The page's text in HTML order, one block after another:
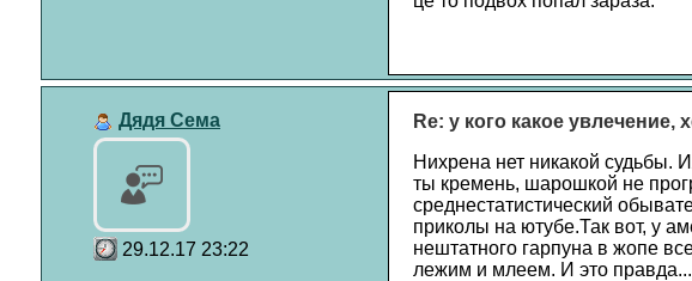
Дядя Сема
29.12.17 23:22
Re: у кого какое увлечение,
Нихрена нет никакой судьбы.
ты кремень, шарошкой не
среднестатистический
приколы на ютубе.Так вот, у
нештатного гарпуна в жопе
лежим и млеем. И это правда...